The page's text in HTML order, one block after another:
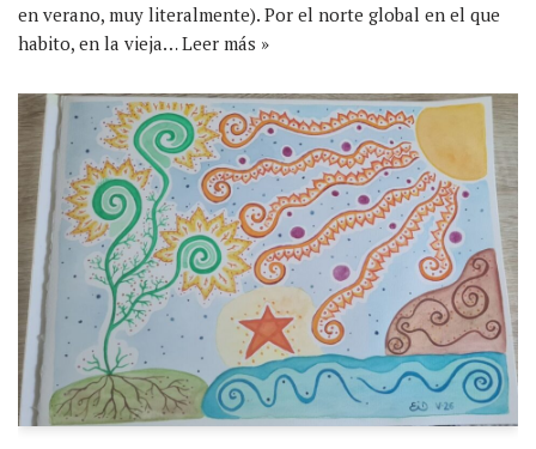
en verano, muy literalmente). Por el norte global en el que
habito, en la vieja…Leer más »